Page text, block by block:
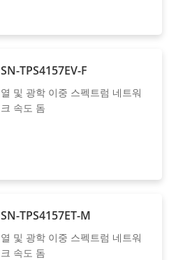
SN-TPS4157EV-F
열 및 광학 이중 스펙트럼 네트워
크 속도 돔
SN-TPS4157ET-M
열 및 광학 이중 스펙트럼 네트워
크 속도 돔